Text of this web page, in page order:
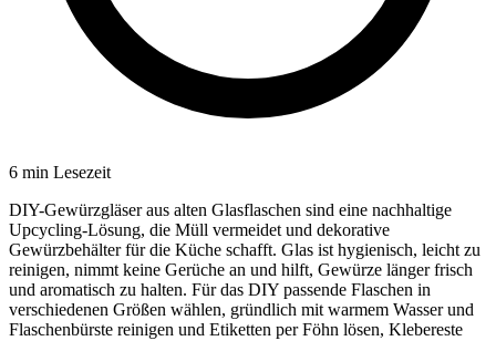
6 min Lesezeit
DIY-Gewürzgläser aus alten Glasflaschen sind eine nachhaltige
Upcycling-Lösung, die Müll vermeidet und dekorative
Gewürzbehälter für die Küche schafft. Glas ist hygienisch, leicht zu
reinigen, nimmt keine Gerüche an und hilft, Gewürze länger frisch
und aromatisch zu halten. Für das DIY passende Flaschen in
verschiedenen Größen wählen, gründlich mit warmem Wasser und
Flaschenbürste reinigen und Etiketten per Föhn lösen, Klebereste